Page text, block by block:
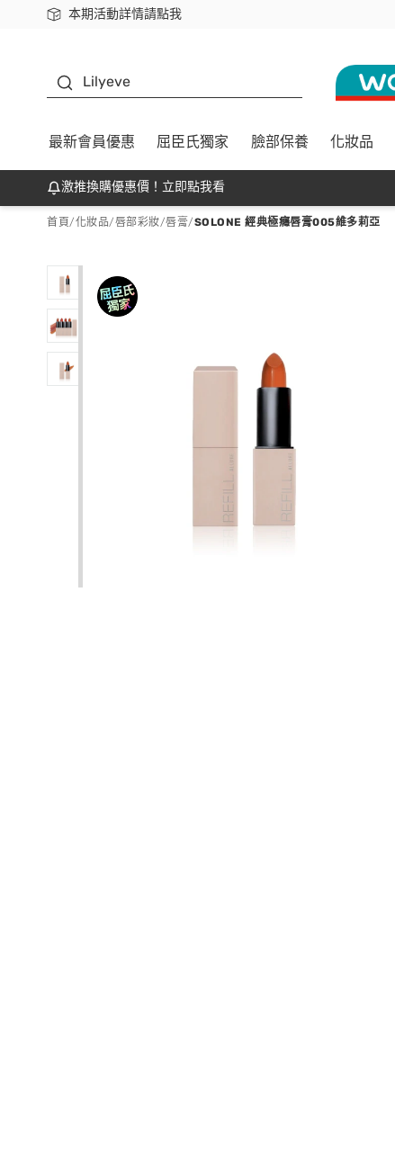
本期活動詳情請點我
下載app最高回饋$350
Lilyeve
最新會員優惠 屈臣氏獨家 臉部保養 化妝品
激推換購優惠價！立即點我看
首頁/化妝品/唇部彩妝/唇膏/SOLONE 經典極癮唇膏005維多莉亞